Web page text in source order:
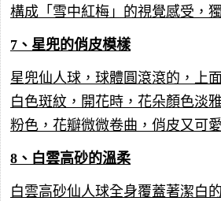
構成「雪中紅梅」的視覺感受，
7、星兜的俏皮模樣
星兜仙人球，球體圓滾滾的，上
白色斑紋，開花時，花朵顏色淡
粉色，花瓣微微卷曲，俏皮又可愛
8、白雲高砂的溫柔
白雲高砂仙人球全身覆蓋著潔白